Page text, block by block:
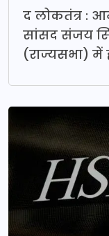
द लोकतंत्र :
सांसद संजय
(राज्यसभा) में